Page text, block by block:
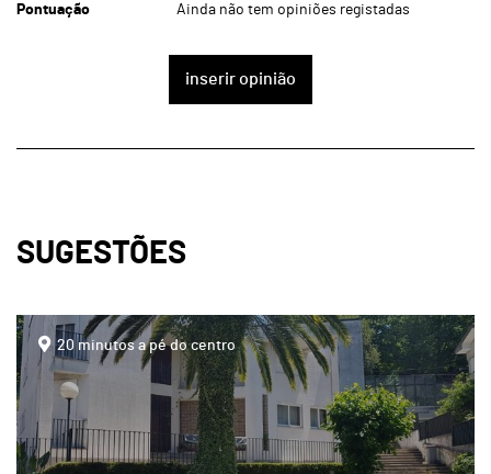
Pontuação Ainda não tem opiniões registadas
inserir opinião
SUGESTÕES
page
20 minutos a pé do centro